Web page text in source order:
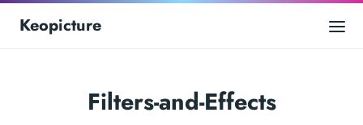
Keopicture
Filters-and-Effects